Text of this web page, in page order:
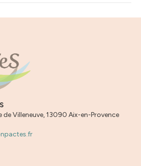
de Villeneuve, 13090 Aix-en-Provence